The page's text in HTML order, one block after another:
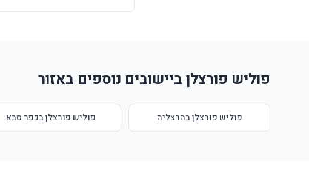
פוליש פורצלן ביישובים נוספים באזור
פוליש פורצלן בהרצליה פוליש פורצלן בכפר סבא